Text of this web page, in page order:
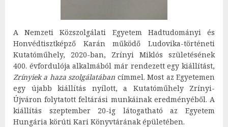
A Nemzeti Közszolgálati Egyetem Hadtudományi és
Honvédtisztképző Karán működő Ludovika-történeti
Kutatóműhely, 2020-ban, Zrínyi Miklós születésének
400. évfordulója alkalmából már rendezett egy kiállítást,
Zrínyiek a haza szolgálatában címmel. Most az Egyetemen
egy újabb kiállítás nyílott, a Kutatóműhely Zrínyi-
Újváron folytatott feltárási munkáinak eredményéből. A
kiállítás szeptember 20-ig látogatható az Egyetem
Hungária körúti Kari Könyvtárának épületében.